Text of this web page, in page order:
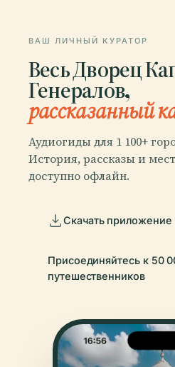
ВАШ ЛИЧНЫЙ КУРАТОР
Весь Дворец
Генералов,
рассказанный
Аудиогиды для 1 100+
История, рассказы и
доступно офлайн.
Скачать приложение
Присоединяйтесь к 50
путешественников